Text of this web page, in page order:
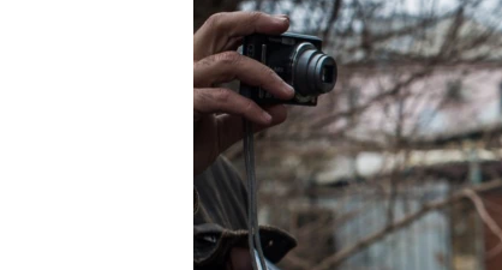
КРЫМ.НЕПОКОРЕННЫЙ
УКРАИНСКАЯ ПРОБЛЕМА КРЫМА